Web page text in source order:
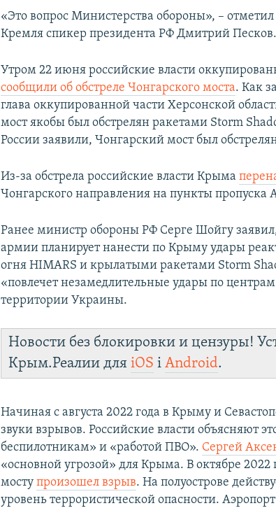
«Это вопрос Министерства обороны», –
Кремля спикер президента РФ Дмитрий Песков.
Утром 22 июня российские власти
сообщили об обстреле Чонгарского моста. Как
глава оккупированной части Херсонской
мост якобы был обстрелян ракетами Storm
России заявили, Чонгарский мост был
Из-за обстрела российские власти Крыма
Чонгарского направления на пункты пропуска
Ранее министр обороны РФ Серге Шойгу
армии планирует нанести по Крыму удары
огня HIMARS и крылатыми ракетами Storm
«повлечет незамедлительные удары по
территории Украины.
Новости без блокировки и цензуры!
Крым.Реалии дляiOS іAndroid.
Начиная с августа 2022 года в Крыму и
звуки взрывов. Российские власти объясняют
беспилотникам» и «работой ПВО». Сергей
«основной угрозой» для Крыма. В октябре
моступроизошел взрыв. На полуострове
уровень террористической опасности.